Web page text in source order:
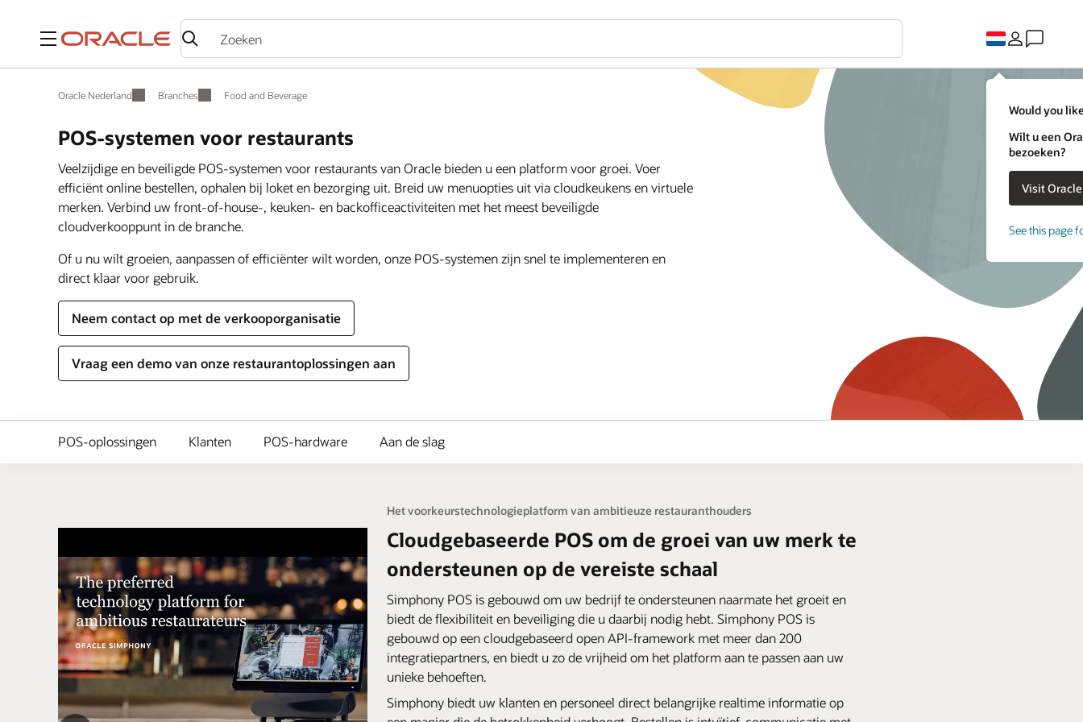
Menu
Would you
Wilt u een
bezoeken?
See this page
Oracle Nederland Branches Food and Beverage
POS-systemen voor restaurants
Veelzijdige en beveiligde POS-systemen voor restaurants van Oracle bieden u een platform voor groei. Voer
efficiënt online bestellen, ophalen bij loket en bezorging uit. Breid uw menuopties uit via cloudkeukens en virtuele
merken. Verbind uw front-of-house-, keuken- en backofficeactiviteiten met het meest beveiligde
cloudverkooppunt in de branche.
Of u nu wilt groeien, aanpassen of efficiënter wilt worden, onze POS-systemen zijn snel te implementeren en
direct klaar voor gebruik.
Neem contact op met de verkooporganisatie
Vraag een demo van onze restaurantoplossingen aan
POS-oplossingen Klanten POS-hardware Aan de slag
Het voorkeurstechnologieplatform van ambitieuze restauranthouders
Cloudgebaseerde POS om de groei van uw merk te
ondersteunen op de vereiste schaal
Simphony POS is gebouwd om uw bedrijf te ondersteunen naarmate het groeit en
biedt de flexibiliteit en beveiliging die u daarbij nodig hebt. Simphony POS is
gebouwd op een cloudgebaseerd open API-framework met meer dan 200
integratiepartners, en biedt u zo de vrijheid om het platform aan te passen aan uw
unieke behoeften.
Simphony biedt uw klanten en personeel direct belangrijke realtime informatie op